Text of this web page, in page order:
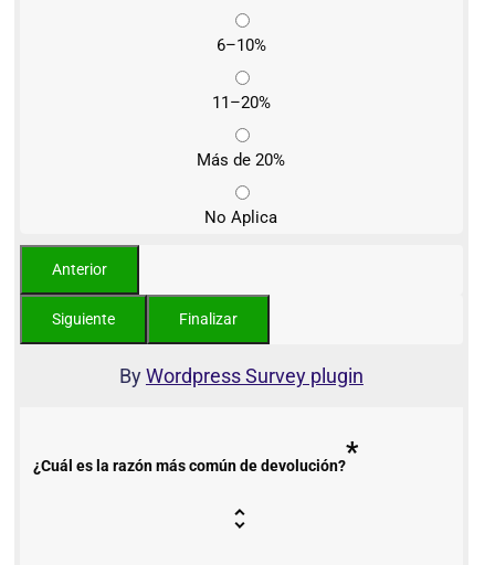
6–10%
11–20%
Más de 20%
No Aplica
ByWordpress Survey plugin
¿Cuál es la razón más común de devolución?*